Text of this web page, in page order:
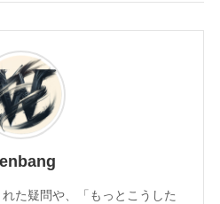
た疑問や、「もっとこうした